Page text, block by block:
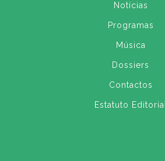
Notícias
Programas
Música
Dossiers
Contactos
Estatuto Editorial